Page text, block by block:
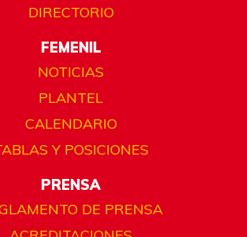
DIRECTORIO
FEMENIL
NOTICIAS
PLANTEL
CALENDARIO
Y POSICIONES
PRENSA
DE PRENSA